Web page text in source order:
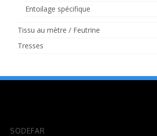
Entoilage spécifique
Tissu au mètre / Feutrine
Tresses
SODEFAR